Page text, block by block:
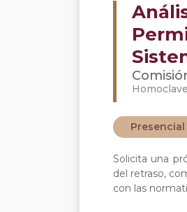
Presencial
Solicita una
del retraso,
con las